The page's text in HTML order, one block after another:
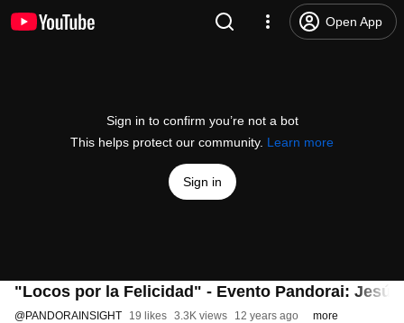
Open App
Sign in to confirm you’re not a bot
This helps protect our community. Learn more
Sign in
"Locos por la Felicidad" - Evento Pandorai:
@PANDORAINSIGHT 19 likes 3.3K views 12 years ago more